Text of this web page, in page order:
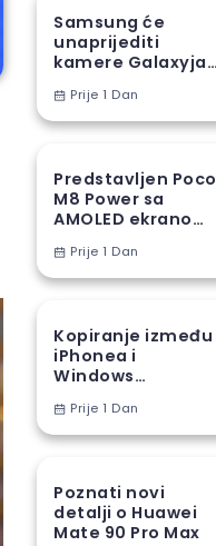
Samsung će
unaprijediti
kamere Galaxyja
proizvodnom
tehnikom
Prije 1 Dan
Predstavljen Poco
M8 Power sa
AMOLED ekranom i
baterijom
Prije 1 Dan
Kopiranje između
iPhonea i
Windows
EUPrije 1 Dan
Poznati novi
detalji o Huawei
Mate 90 Pro Max